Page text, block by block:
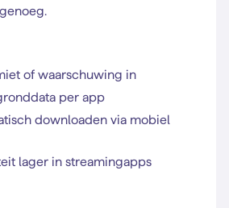
of waarschuwing in
per app
downloaden via mobiel
lager in streamingapps